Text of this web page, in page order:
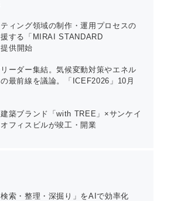
ィング領域の制作・運用プロセスの
する「MIRAI STANDARD
供開始
ーダー集結。気候変動対策やエネル
最前線を議論。「ICEF2026」10月
築ブランド「with TREE」×サンケイ
フィスビルが竣工・開業
索・整理・深掘り」をAIで効率化